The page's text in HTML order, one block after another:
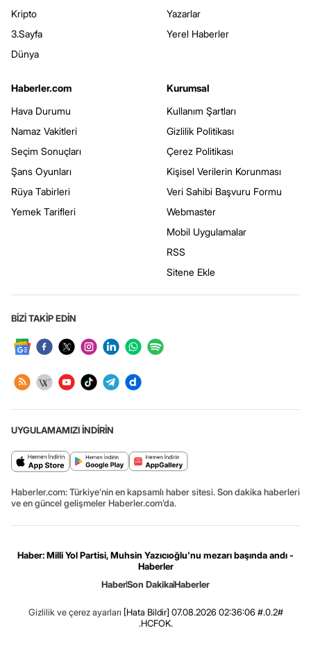
Kripto
3.Sayfa
Dünya
Yazarlar
Yerel Haberler
Haberler.com
Hava Durumu
Namaz Vakitleri
Seçim Sonuçları
Şans Oyunları
Rüya Tabirleri
Yemek Tarifleri
Kurumsal
Kullanım Şartları
Gizlilik Politikası
Çerez Politikası
Kişisel Verilerin Korunması
Veri Sahibi Başvuru Formu
Webmaster
Mobil Uygulamalar
RSS
Sitene Ekle
BİZİ TAKİP EDİN
UYGULAMAMIZI İNDİRİN
Haberler.com: Türkiye’nin en kapsamlı haber sitesi. Son dakika haberleri
ve en güncel gelişmeler Haberler.com’da.
Haber: Milli Yol Partisi, Muhsin Yazıcıoğlu'nu mezarı başında andı -
Haberler
HaberSon DakikaHaberler
Gizlilik ve çerez ayarları [Hata Bildir] 07.08.2026 02:36:06 #.0.2#
.HCFOK.